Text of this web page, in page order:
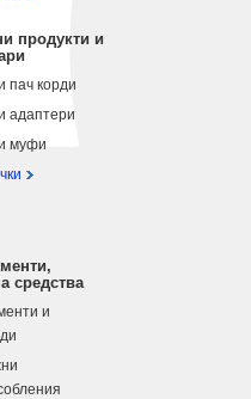
продукти и
пач корди
адаптери
муфи
средства
и